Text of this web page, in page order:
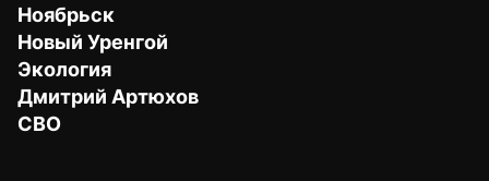
Ноябрьск
Новый Уренгой
Экология
Дмитрий Артюхов
СВО